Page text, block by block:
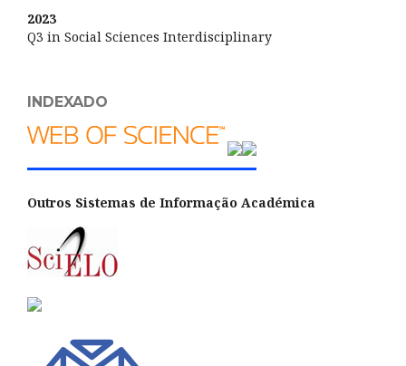
2023
Q3 in Social Sciences Interdisciplinary
INDEXADO
Outros Sistemas de Informação Académica